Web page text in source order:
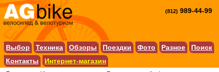
(812) 989-44-99
Выбор Техника Обзоры Поездки Фото Разное
Поиск
Контакты
Интернет-магазин